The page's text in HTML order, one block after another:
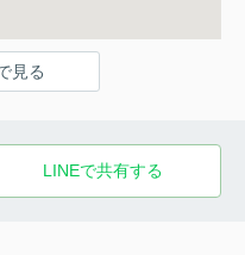
見る
LINEで共有する